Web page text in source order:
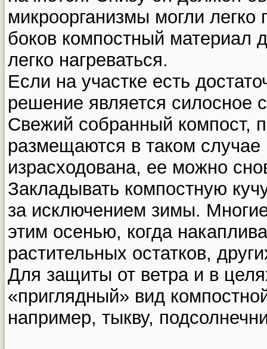
микроорганизмы могли легко
боков компостный материал
легко нагреваться.
Если на участке есть
решение является силосное
Свежий собранный компост,
размещаются в таком случае
израсходована, ее можно
Закладывать компостную
за исключением зимы.
этим осенью, когда
растительных остатков,
Для защиты от ветра и в
«приглядный» вид
например, тыкву,